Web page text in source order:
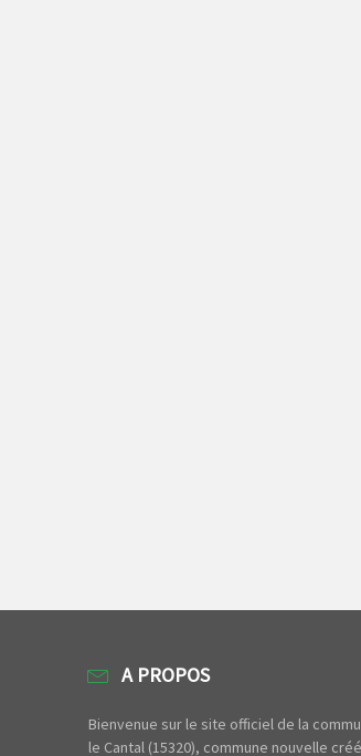
A PROPOS
Bienvenue sur le site officiel de la
le Cantal (15320), commune nouvelle